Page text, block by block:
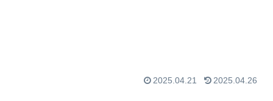
2025.04.21 2025.04.26